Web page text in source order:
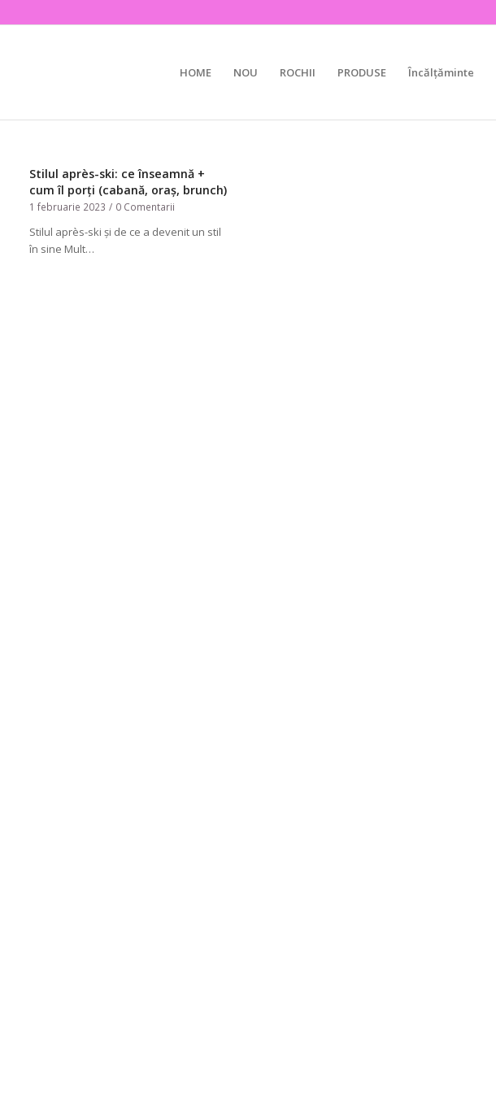
HOME NOU ROCHII PRODUSE Încălțăminte
Stilul après-ski: ce înseamnă +
cum îl porți (cabană, oraș, brunch)
1 februarie 2023 / 0 Comentarii
Stilul après-ski și de ce a devenit un stil
în sine Mult…